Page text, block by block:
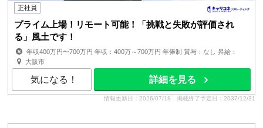
正社員
プライム上場！リモート可能！「挑戦と失敗が評価され
る」風土です！
年収400万円〜700万円 年収：400万～700万円 年俸制 賞与：なし 昇給：
有 ■経験、スキル、年齢を考慮の上、同社規定により優遇 残業手...
大阪市
気になる！ 詳細を見る
情報更新日：2026/07/18 掲載終了予定日：2037/12/31